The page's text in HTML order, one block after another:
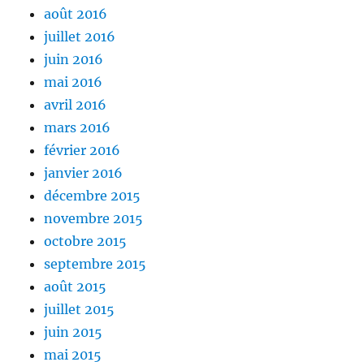
août 2016
juillet 2016
juin 2016
mai 2016
avril 2016
mars 2016
février 2016
janvier 2016
décembre 2015
novembre 2015
octobre 2015
septembre 2015
août 2015
juillet 2015
juin 2015
mai 2015